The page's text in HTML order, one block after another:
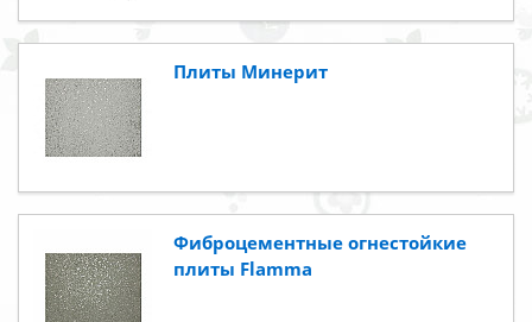
Плиты Минерит
Фиброцементные огнестойкие
плиты Flamma